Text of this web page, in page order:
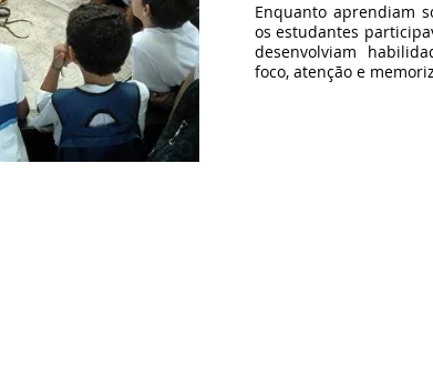
Enquanto aprendiam
os estudantes
desenvolviam
foco, atenção e